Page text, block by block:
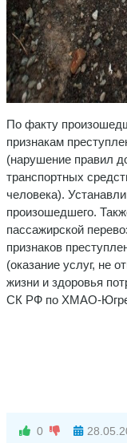
По факту
признакам
(нарушение правил
транспортных
человека).
произошедшего.
пассажирской
признаков
(оказание услуг, не
жизни и здоровья
СК РФ по ХМАО-
0